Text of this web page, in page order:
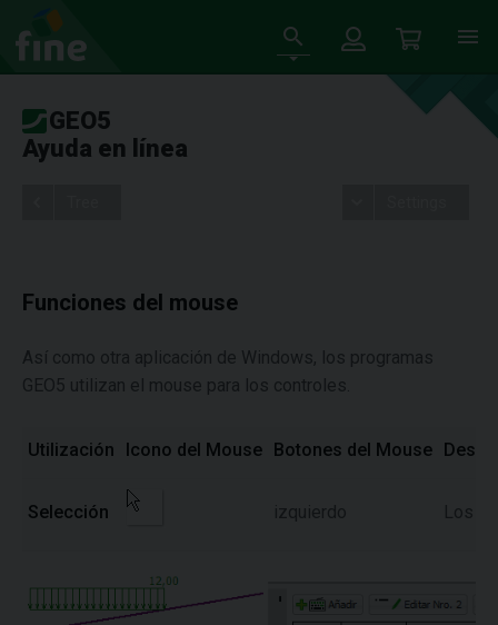
GEO5
Ayuda en línea
Funciones del mouse
Así como otra aplicación de Windows, los programas
GEO5 utilizan el mouse para los controles.
Utilización Icono del Mouse Botones del Mouse
Selección izquierdo Los